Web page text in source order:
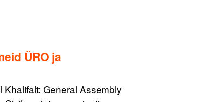
ÜRO ja
General Assembly